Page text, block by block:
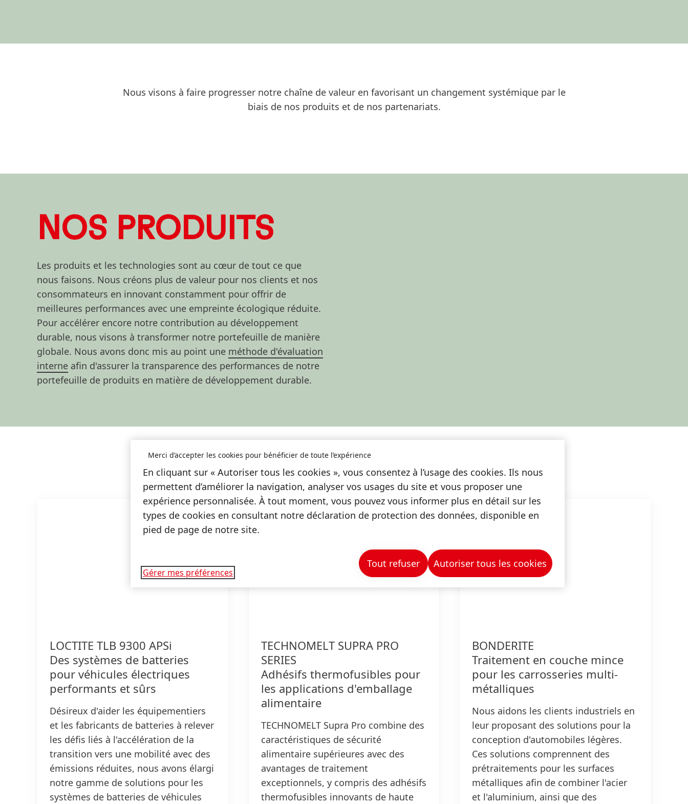
Nous visons à faire progresser notre chaîne de valeur en favorisant un changement systémique par le
biais de nos produits et de nos partenariats.
NOS PRODUITS
Les produits et les technologies sont au cœur de tout ce que
nous faisons. Nous créons plus de valeur pour nos clients et nos
consommateurs en innovant constamment pour offrir de
meilleures performances avec une empreinte écologique réduite.
Pour accélérer encore notre contribution au développement
durable, nous visons à transformer notre portefeuille de manière
globale. Nous avons donc mis au point une méthode d'évaluation
interne afin d'assurer la transparence des performances de notre
portefeuille de produits en matière de développement durable.
LOCTITE TLB 9300 APSi
Des systèmes de batteries
pour véhicules électriques
performants et sûrs
Désireux d'aider les équipementiers
et les fabricants de batteries à relever
les défis liés à l'accélération de la
transition vers une mobilité avec des
émissions réduites, nous avons élargi
notre gamme de solutions pour les
systèmes de batteries de véhicules
TECHNOMELT SUPRA PRO
SERIES
Adhésifs thermofusibles pour
les applications d'emballage
alimentaire
TECHNOMELT Supra Pro combine des
caractéristiques de sécurité
alimentaire supérieures avec des
avantages de traitement
exceptionnels, y compris des adhésifs
thermofusibles innovants de haute
BONDERITE
Traitement en couche mince
pour les carrosseries multi-
métalliques
Nous aidons les clients industriels en
leur proposant des solutions pour la
conception d'automobiles légères.
Ces solutions comprennent des
prétraitements pour les surfaces
métalliques afin de combiner l'acier
et l'aluminium, ainsi que des
Merci d’accepter les cookies pour bénéficier de toute l’expérience
En cliquant sur « Autoriser tous les cookies », vous consentez à l’usage des cookies. Ils nous
permettent d’améliorer la navigation, analyser vos usages du site et vous proposer une
expérience personnalisée. À tout moment, vous pouvez vous informer plus en détail sur les
types de cookies en consultant notre déclaration de protection des données, disponible en
pied de page de notre site.
Gérer mes préférences
Tout refuser Autoriser tous les cookies